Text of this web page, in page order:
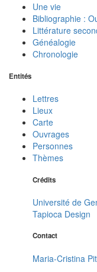
Une vie
Bibliographie :
Littérature
Généalogie
Chronologie
Entités
Lettres
Lieux
Carte
Ouvrages
Personnes
Thèmes
Crédits
Université de
Tapioca Design
Contact
Maria-Cristina